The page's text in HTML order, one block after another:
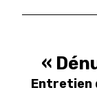
«
Entretien